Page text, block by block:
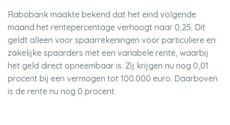
Rabobank maakte bekend dat het eind volgende
maand het rentepercentage verhoogt naar 0,25. Dit
geldt alleen voor spaarrekeningen voor particuliere en
zakelijke spaarders met een variabele rente, waarbij
het geld direct opneembaar is. Zij krijgen nu nog 0,01
procent bij een vermogen tot 100.000 euro. Daarboven
is de rente nu nog 0 procent.